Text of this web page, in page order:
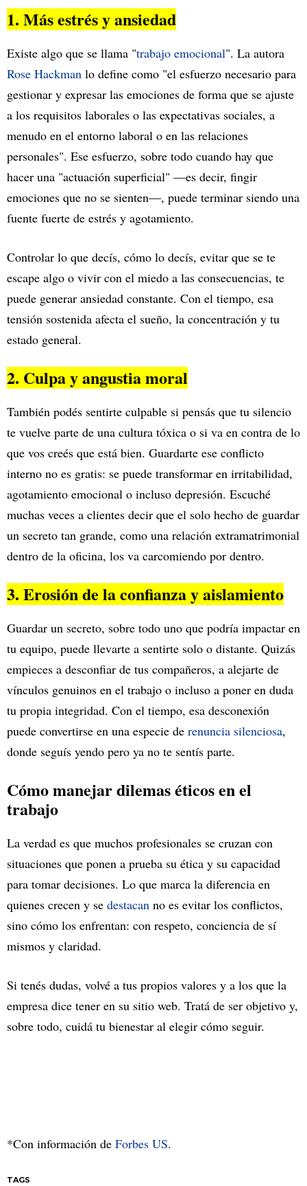
1. Más estrés y ansiedad
Existe algo que se llama "trabajo emocional". La autora
Rose Hackman lo define como "el esfuerzo necesario para
gestionar y expresar las emociones de forma que se ajuste
a los requisitos laborales o las expectativas sociales, a
menudo en el entorno laboral o en las relaciones
personales". Ese esfuerzo, sobre todo cuando hay que
hacer una "actuación superficial" —es decir, fingir
emociones que no se sienten—, puede terminar siendo una
fuente fuerte de estrés y agotamiento.
Controlar lo que decís, cómo lo decís, evitar que se te
escape algo o vivir con el miedo a las consecuencias, te
puede generar ansiedad constante. Con el tiempo, esa
tensión sostenida afecta el sueño, la concentración y tu
estado general.
2. Culpa y angustia moral
También podés sentirte culpable si pensás que tu silencio
te vuelve parte de una cultura tóxica o si va en contra de lo
que vos creés que está bien. Guardarte ese conflicto
interno no es gratis: se puede transformar en irritabilidad,
agotamiento emocional o incluso depresión. Escuché
muchas veces a clientes decir que el solo hecho de guardar
un secreto tan grande, como una relación extramatrimonial
dentro de la oficina, los va carcomiendo por dentro.
3. Erosión de la confianza y aislamiento
Guardar un secreto, sobre todo uno que podría impactar en
tu equipo, puede llevarte a sentirte solo o distante. Quizás
empieces a desconfiar de tus compañeros, a alejarte de
vínculos genuinos en el trabajo o incluso a poner en duda
tu propia integridad. Con el tiempo, esa desconexión
puede convertirse en una especie de renuncia silenciosa,
donde seguís yendo pero ya no te sentís parte.
Cómo manejar dilemas éticos en el
trabajo
La verdad es que muchos profesionales se cruzan con
situaciones que ponen a prueba su ética y su capacidad
para tomar decisiones. Lo que marca la diferencia en
quienes crecen y se destacan no es evitar los conflictos,
sino cómo los enfrentan: con respeto, conciencia de sí
mismos y claridad.
Si tenés dudas, volvé a tus propios valores y a los que la
empresa dice tener en su sitio web. Tratá de ser objetivo y,
sobre todo, cuidá tu bienestar al elegir cómo seguir.
*Con información de Forbes US.
TAGS